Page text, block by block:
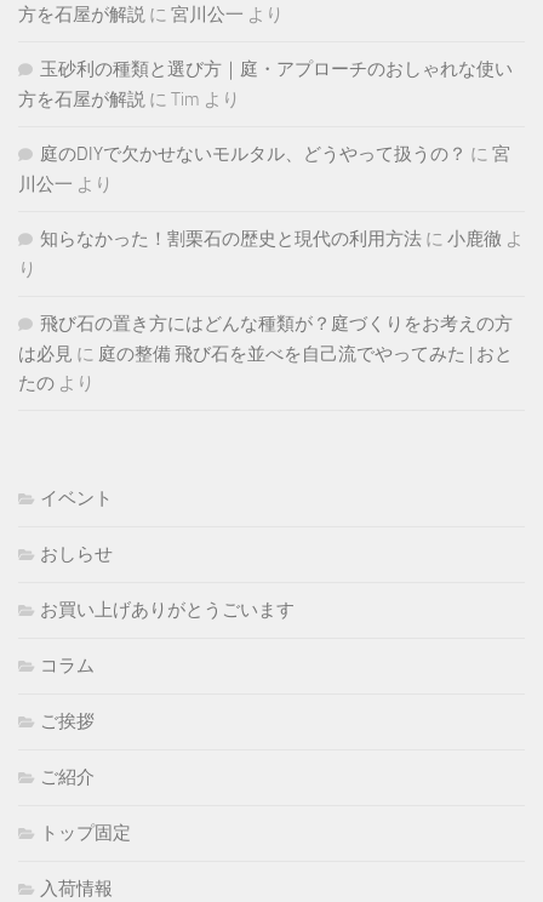
方を石屋が解説 に 宮川公一 より
玉砂利の種類と選び方｜庭・アプローチのおしゃれな使い
方を石屋が解説 に Tim より
庭のDIYで欠かせないモルタル、どうやって扱うの？ に 宮
川公一 より
知らなかった！割栗石の歴史と現代の利用方法 に 小鹿徹 よ
り
飛び石の置き方にはどんな種類が？庭づくりをお考えの方
は必見 に 庭の整備 飛び石を並べを自己流でやってみた | おと
たの より
イベント
おしらせ
お買い上げありがとうごいます
コラム
ご挨拶
ご紹介
トップ固定
入荷情報